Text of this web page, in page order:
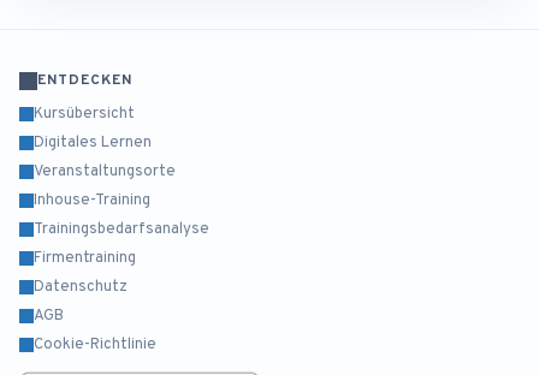
ENTDECKEN
Kursübersicht
Digitales Lernen
Veranstaltungsorte
Inhouse-Training
Trainingsbedarfsanalyse
Firmentraining
Datenschutz
AGB
Cookie-Richtlinie